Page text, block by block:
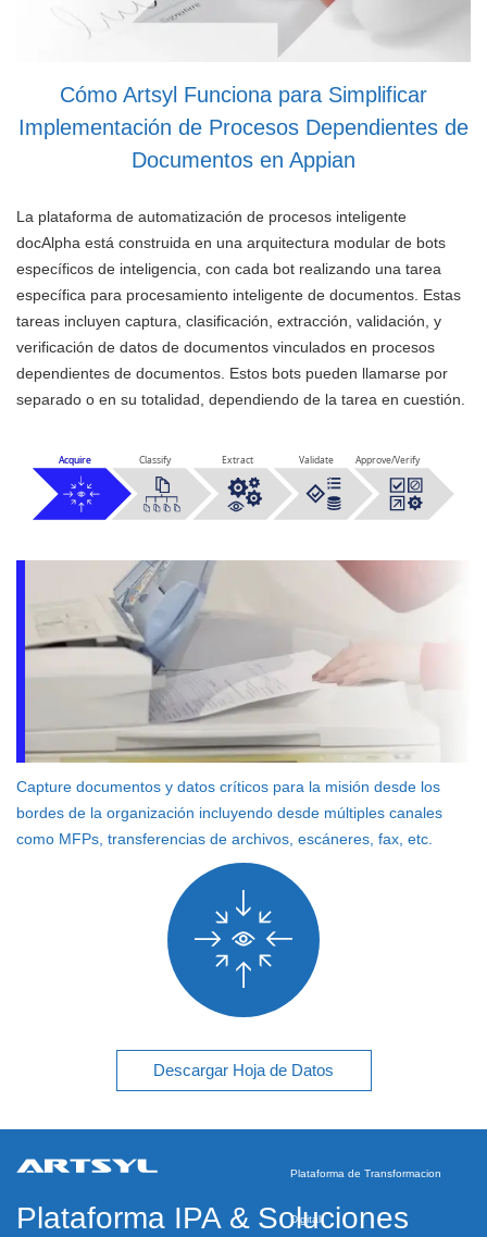
Cómo Artsyl Funciona para Simplificar
Implementación de Procesos Dependientes de
Documentos en Appian
La plataforma de automatización de procesos inteligente
docAlpha está construida en una arquitectura modular de bots
específicos de inteligencia, con cada bot realizando una tarea
específica para procesamiento inteligente de documentos. Estas
tareas incluyen captura, clasificación, extracción, validación, y
verificación de datos de documentos vinculados en procesos
dependientes de documentos. Estos bots pueden llamarse por
separado o en su totalidad, dependiendo de la tarea en cuestión.
Acquire Classify Extract Validate Approve/Verify
Acquire
Capture documentos y datos críticos para la misión desde los
bordes de la organización incluyendo desde múltiples canales
como MFPs, transferencias de archivos, escáneres, fax, etc.
Descargar Hoja de Datos
Plataforma de Transformacion
Digital
Plataforma IPA & Soluciones